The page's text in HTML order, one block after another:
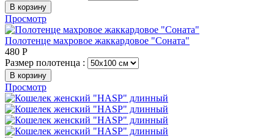
В корзину
Просмотр
Полотенце махровое жаккардовое "Соната"
480 Р
Размер полотенца :
В корзину
Просмотр